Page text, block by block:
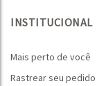
INSTITUCIONAL
Mais perto de você
Rastrear seu pedido